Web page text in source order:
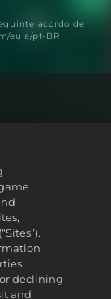
acordo de
eula/pt-BR
pessoais
declining
and